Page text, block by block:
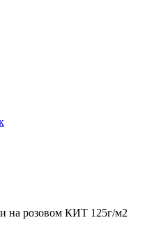
на розовом КИТ 125г/м2